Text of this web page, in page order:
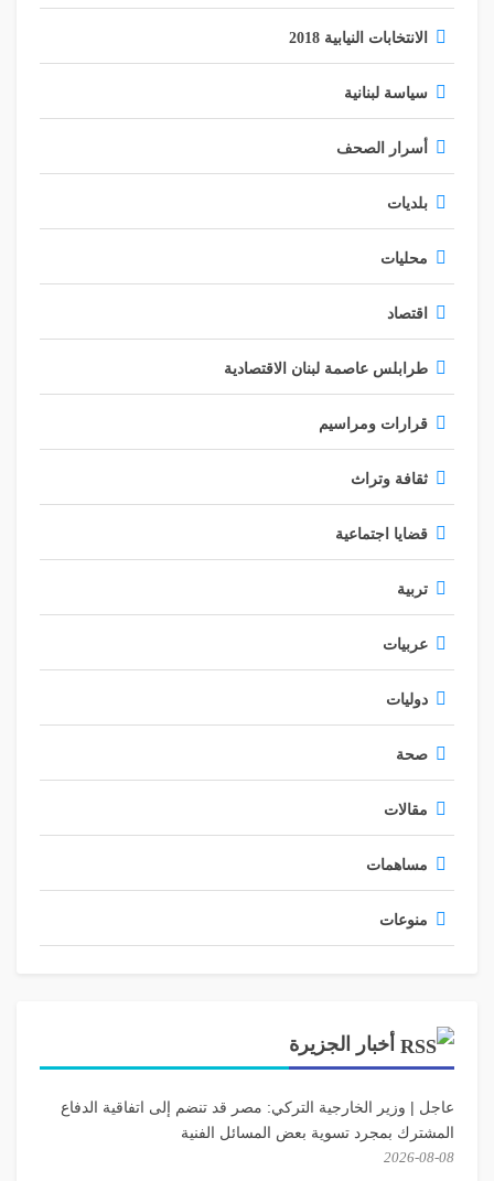
الانتخابات النيابية 2018
سياسة لبنانية
أسرار الصحف
بلديات
محليات
اقتصاد
طرابلس عاصمة لبنان الاقتصادية
قرارات ومراسيم
ثقافة وتراث
قضايا اجتماعية
تربية
عربيات
دوليات
صحة
مقالات
مساهمات
منوعات
أخبار الجزيرة
عاجل | وزير الخارجية التركي: مصر قد تنضم إلى اتفاقية الدفاع
المشترك بمجرد تسوية بعض المسائل الفنية
2026-08-08